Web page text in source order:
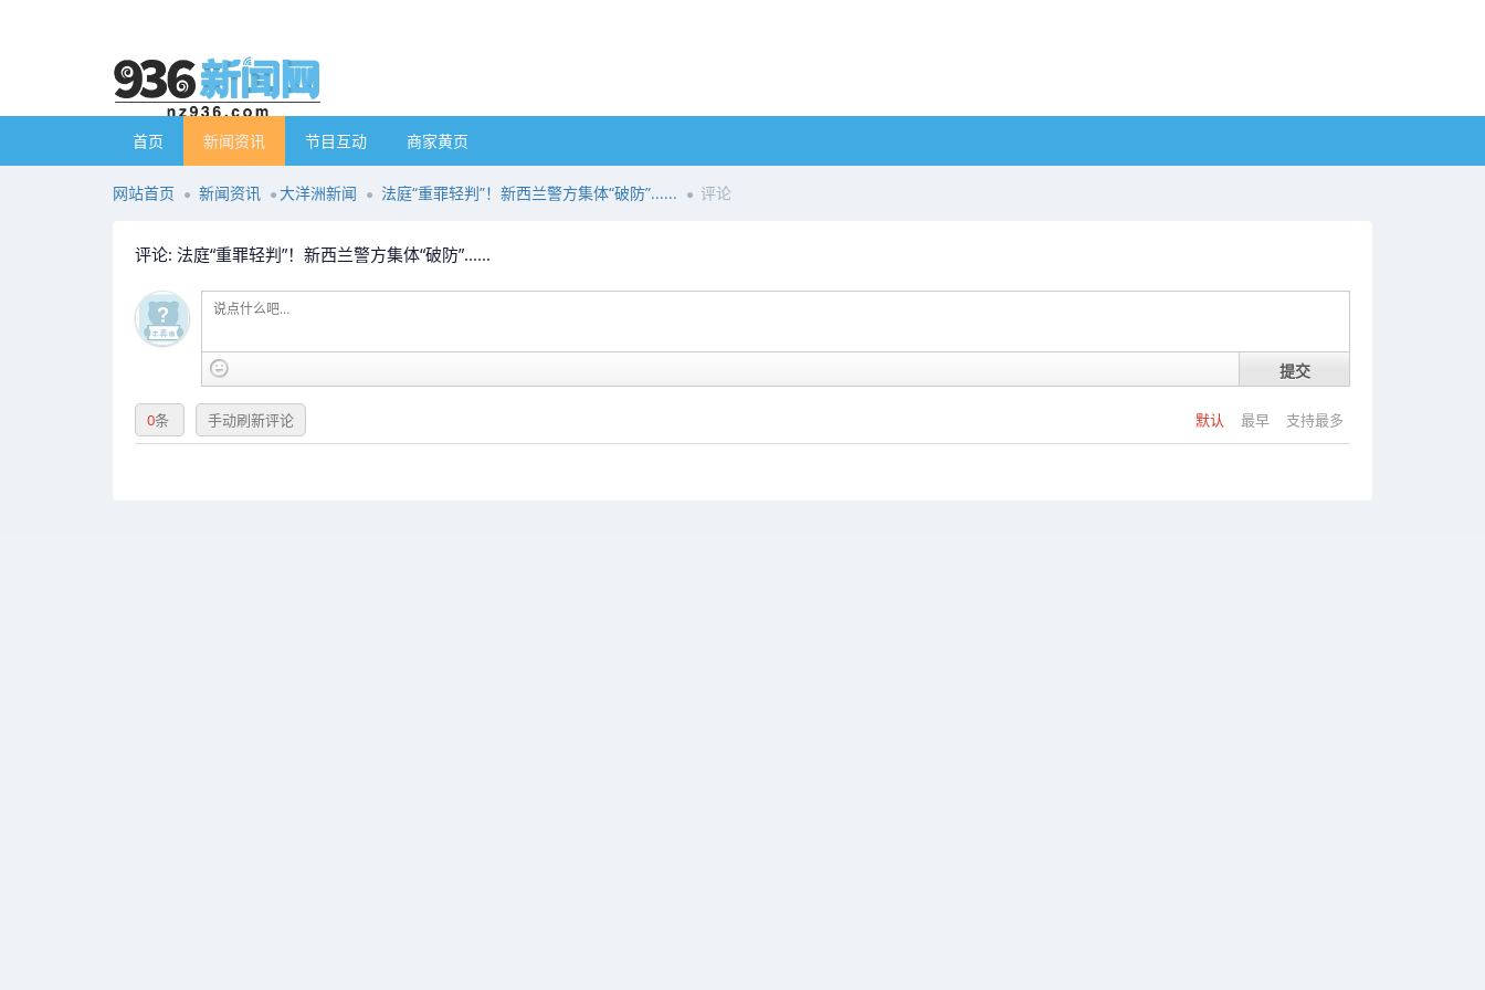
首页 新闻资讯 节目互动 商家黄页
网站首页 新闻资讯 大洋洲新闻 法庭“重罪轻判”！新西兰警方集体“破防”...... 评论
评论: 法庭“重罪轻判”！新西兰警方集体“破防”......
提交
默认 最早 支持最多
0条 手动刷新评论